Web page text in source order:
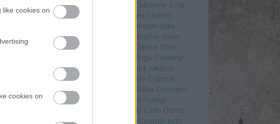
like cookies on
cookies on
Cameron Diaz
Catherine Zeta-
Jones CD Projekt Red Charles Charles
christian bale
Christopher Eccleston
christopher nolan
Chris Hemsworth
Clarice Clark
Crespo Rodrigo Csákányi
Eszter Csákányi László
Családi vakáció
Csankó Zoltán
Császár Angela Császár
Róbert Cseke Péter Csellár Réka Csengeri
Attila
Csere Ágnes
Cserhalmi György
Csiby Gergely Csifó Dorina
Csillagok Háborúja
Csodanő Csoma Judit